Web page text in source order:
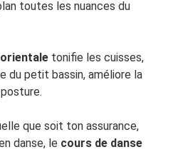
toutes les nuances du
tonifie les cuisses,
du petit bassin, améliore la
que soit ton assurance,
danse, le cours de danse